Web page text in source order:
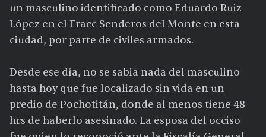
un masculino identificado como Eduardo Ruiz
López en el Fracc Senderos del Monte en esta
ciudad, por parte de civiles armados.
Desde ese día, no se sabia nada del masculino
hasta hoy que fue localizado sin vida en un
predio de Pochotitán, donde al menos tiene 48
hrs de haberlo asesinado. La esposa del occiso